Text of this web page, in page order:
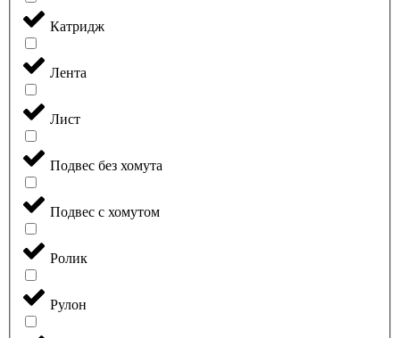
Катридж
Лента
Лист
Подвес без хомута
Подвес с хомутом
Ролик
Рулон